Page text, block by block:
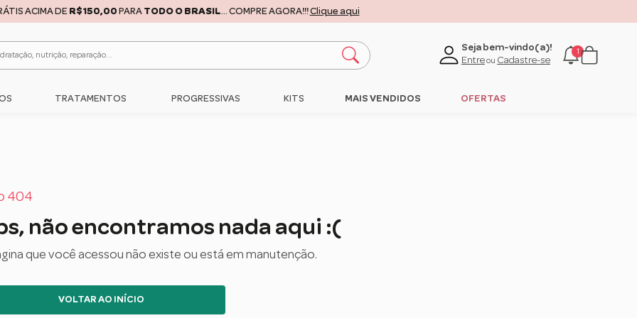
ACIMA DE R$150,00 PARA TODO O BRASIL ... COMPRE AGORA!!!Clique aqui
Seja bem-vindo(a)!
Entreou Cadastre-se
1
TRATAMENTOS PROGRESSIVAS KITS MAIS VENDIDOS OFERTAS
404
não encontramos nada aqui :(
que você acessou não existe ou está em manutenção.
VOLTAR AO INÍCIO